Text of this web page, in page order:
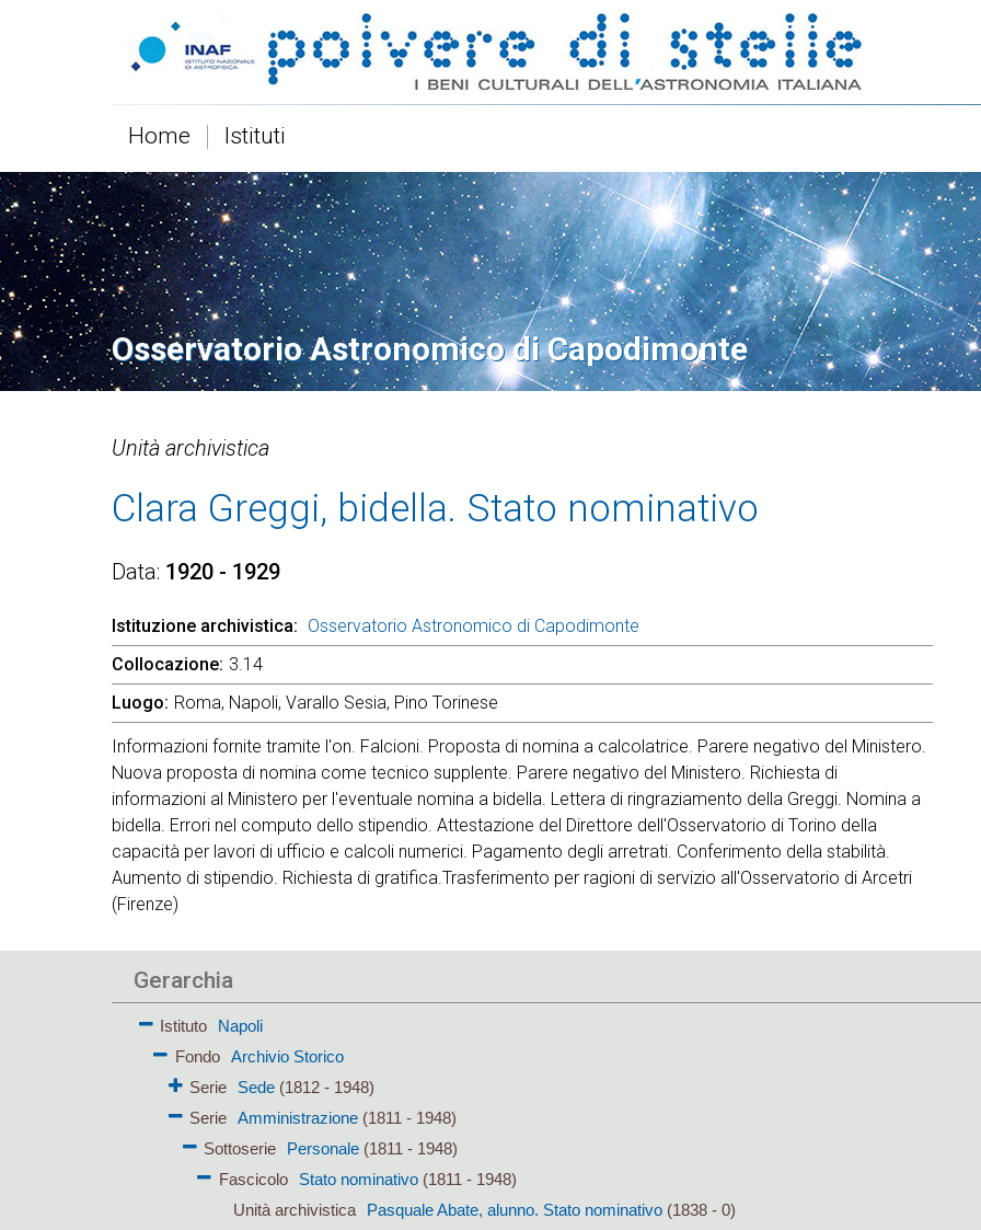
Home Istituti
Osservatorio Astronomico di Capodimonte
Unità archivistica
Clara Greggi, bidella. Stato nominativo
Data 1920 - 1929
Istituzione archivistica
Osservatorio Astronomico di Capodimonte
Collocazione 3.14
Luogo Roma, Napoli, Varallo Sesia, Pino Torinese
Informazioni fornite tramite l'on. Falcioni. Proposta di nomina a calcolatrice. Parere negativo del Ministero.
Nuova proposta di nomina come tecnico supplente. Parere negativo del Ministero. Richiesta di
informazioni al Ministero per l'eventuale nomina a bidella. Lettera di ringraziamento della Greggi. Nomina a
bidella. Errori nel computo dello stipendio. Attestazione del Direttore dell'Osservatorio di Torino della
capacità per lavori di ufficio e calcoli numerici. Pagamento degli arretrati. Conferimento della stabilità.
Aumento di stipendio. Richiesta di gratifica.Trasferimento per ragioni di servizio all'Osservatorio di Arcetri
(Firenze)
Gerarchia
Istituto
Napoli
Fondo
Archivio Storico
Serie
Sede(1812 - 1948)
Serie Amministrazione(1811 - 1948)
Sottoserie
Personale (1811 - 1948)
Fascicolo
Stato nominativo(1811 - 1948)
Unità archivistica
Pasquale Abate, alunno. Stato nominativo(1838 - 0)